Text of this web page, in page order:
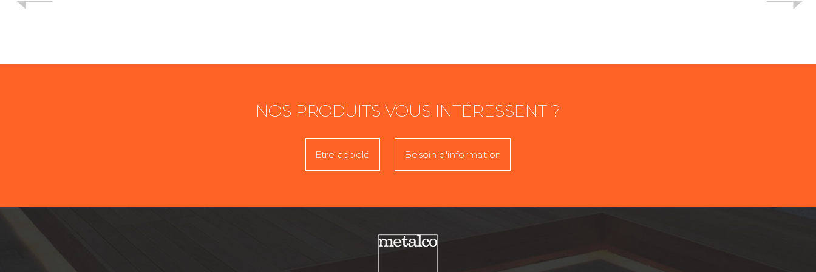
NOS PRODUITS VOUS INTÉRESSENT ?
Etre appelé Besoin d'information
Département